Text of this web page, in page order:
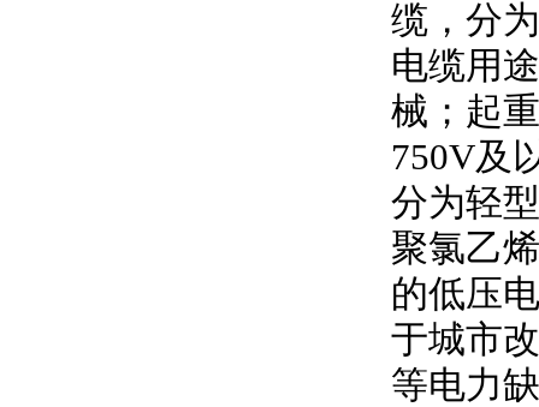
缆，分
电缆用
械；起
750V及
分为轻
聚氯乙
的低压
于城市
等电力